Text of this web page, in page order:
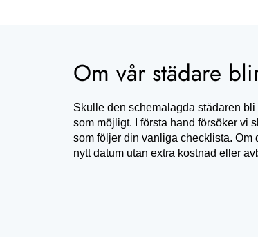
Om vår städare
Skulle den schemalagda städaren
som möjligt. I första hand försöker vi
som följer din vanliga checklista. Om
nytt datum utan extra kostnad eller